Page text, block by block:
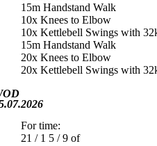
15m Handstand Walk
10x Knees to Elbow
10x Kettlebell Swings with
15m Handstand Walk
20x Knees to Elbow
20x Kettlebell Swings with
For time:
21 / 1 5 / 9 of